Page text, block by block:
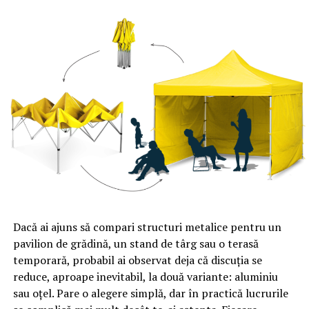
vedetă! Detalii uimitoare din viața ei | Sibiul de AZI
Dacă ai ajuns să compari structuri metalice pentru un
pavilion de grădină, un stand de târg sau o terasă
temporară, probabil ai observat deja că discuția se
reduce, aproape inevitabil, la două variante: aluminiu
sau oțel. Pare o alegere simplă, dar în practică lucrurile